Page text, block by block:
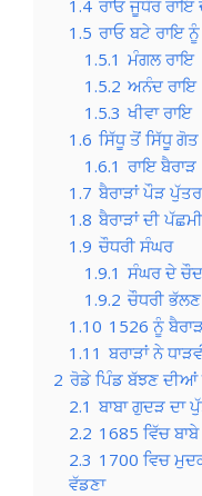
1.4 ਰਾਓ ਜੂਧੰਰ ਰਾਇ
1.5 ਰਾਓ ਬਟੇ ਰਾਇ
1.5.1 ਮੰਗਲ ਰਾਇ
1.5.2 ਅਨੰਦ ਰਾਇ
1.5.3 ਖੀਵਾ ਰਾਇ
1.6 ਸਿੱਧੂ ਤੋਂ ਸਿੱਧੂ
1.6.1 ਰਾਇ ਬੈਰਾੜ
1.7 ਬੈਰਾੜਾਂ ਪੌੜ
1.8 ਬੈਰਾੜਾਂ ਦੀ
1.9 ਚੌਧਰੀ ਸੰਘਰ
1.9.1 ਸੰਘਰ ਦੇ
1.9.2 ਚੌਧਰੀ ਭੱਲਣ
1.10 1526 ਨੂੰ
1.11 ਬਰਾੜਾਂ ਨੇ
2 ਰੋਡੇ ਪਿੰਡ ਬੱਝਣ ਦੀਆਂ
2.1 ਬਾਬਾ ਗੁਦੜ ਦਾ
2.2 1685 ਵਿੱਚ
2.3 1700 ਵਿਚ
ਵੱਡਣਾ